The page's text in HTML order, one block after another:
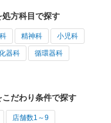
方科目で探す
精神科 小児科
器科 循環器科
だわり条件で探す
店舗数1～9